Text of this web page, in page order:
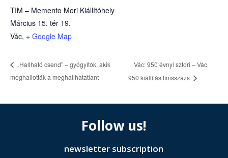
TIM – Memento Mori Kiállítóhely
Március 15. tér 19.
Vác, + Google Map
„Hallható csend” – gyógyítók, akik
meghallották a meghallhatatlant
Vác: 950 évnyi sztori – Vác
950 kiállítás finisszázs
Follow us!
newsletter subscription